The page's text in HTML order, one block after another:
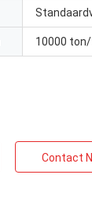
10000
Contact